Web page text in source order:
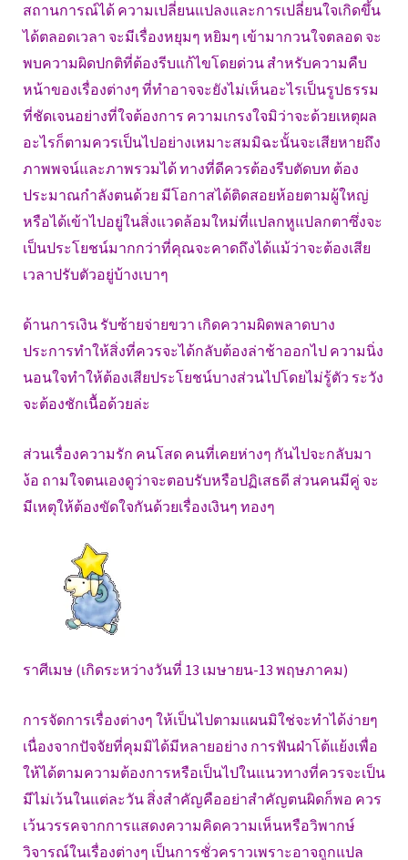
สถานการณ์ได้ ความเปลี่ยนแปลงและการเปลี่ยนใจเกิดขึ้น
ได้ตลอดเวลา จะมีเรื่องหยุมๆ หยิมๆ เข้ามากวนใจตลอด จะ
พบความผิดปกติที่ต้องรีบแก้ไขโดยด่วน สำหรับความคืบ
หน้าของเรื่องต่างๆ ที่ทำอาจจะยังไม่เห็นอะไรเป็นรูปธรรม
ที่ชัดเจนอย่างที่ใจต้องการ ความเกรงใจมิว่าจะด้วยเหตุผล
อะไรก็ตามควรเป็นไปอย่างเหมาะสมมิฉะนั้นจะเสียหายถึง
ภาพพจน์และภาพรวมได้ ทางที่ดีควรต้องรีบตัดบท ต้อง
ประมาณกำลังตนด้วย มีโอกาสได้ติดสอยห้อยตามผู้ใหญ่
หรือได้เข้าไปอยู่ในสิ่งแวดล้อมใหม่ที่แปลกหูแปลกตาซึ่งจะ
เป็นประโยชน์มากกว่าที่คุณจะคาดถึงได้แม้ว่าจะต้องเสีย
เวลาปรับตัวอยู่บ้างเบาๆ
ด้านการเงิน รับซ้ายจ่ายขวา เกิดความผิดพลาดบาง
ประการทำให้สิ่งที่ควรจะได้กลับต้องล่าช้าออกไป ความนิ่ง
นอนใจทำให้ต้องเสียประโยชน์บางส่วนไปโดยไม่รู้ตัว ระวัง
จะต้องชักเนื้อด้วยล่ะ
ส่วนเรื่องความรัก คนโสด คนที่เคยห่างๆ กันไปจะกลับมา
ง้อ ถามใจตนเองดูว่าจะตอบรับหรือปฏิเสธดี ส่วนคนมีคู่ จะ
มีเหตุให้ต้องขัดใจกันด้วยเรื่องเงินๆ ทองๆ
ราศีเมษ (เกิดระหว่างวันที่ 13 เมษายน-13 พฤษภาคม)
การจัดการเรื่องต่างๆ ให้เป็นไปตามแผนมิใช่จะทำได้ง่ายๆ
เนื่องจากปัจจัยที่คุมมิได้มีหลายอย่าง การฟันฝ่าโต้แย้งเพื่อ
ให้ได้ตามความต้องการหรือเป็นไปในแนวทางที่ควรจะเป็น
มีไม่เว้นในแต่ละวัน สิ่งสำคัญคืออย่าสำคัญตนผิดก็พอ ควร
เว้นวรรคจากการแสดงความคิดความเห็นหรือวิพากษ์
วิจารณ์ในเรื่องต่างๆ เป็นการชั่วคราวเพราะอาจถูกแปล